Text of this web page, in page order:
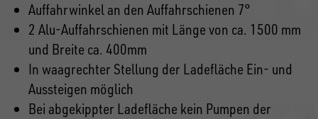
Auffahrwinkel an den Auffahrschienen 7°
2 Alu-Auffahrschienen mit Länge von ca. 1500 mm
und Breite ca. 400mm
In waagrechter Stellung der Ladefläche Ein- und
Aussteigen möglich
Bei abgekippter Ladefläche kein Pumpen der